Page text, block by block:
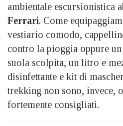
ambientale escursionistica
Ferrari. Come
vestiario comodo,
contro la pioggia oppure
suola scolpita, un litro e
disinfettante e kit di
trekking non sono, invece,
fortemente consigliati.